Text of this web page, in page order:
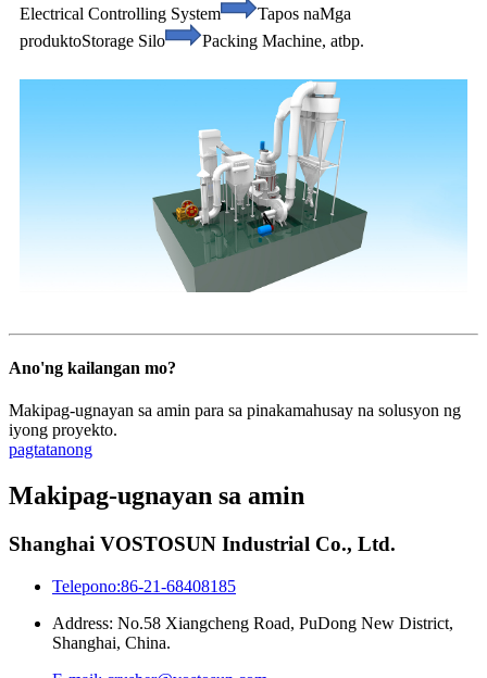
Electrical Controlling System
Tapos naMga
produktoStorage Silo Packing Machine, atbp.
Ano'ng kailangan mo?
Makipag-ugnayan sa amin para sa pinakamahusay na solusyon ng
iyong proyekto.
pagtatanong
Makipag-ugnayan sa amin
Shanghai VOSTOSUN Industrial Co., Ltd.
Telepono:86-21-68408185
Address: No.58 Xiangcheng Road, PuDong New District,
Shanghai, China.